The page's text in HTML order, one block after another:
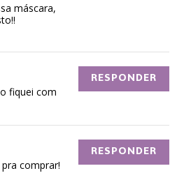
máscara,
fiquei com
RESPONDER
comprar!
RESPONDER